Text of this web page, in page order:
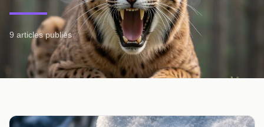
9 articles publiés